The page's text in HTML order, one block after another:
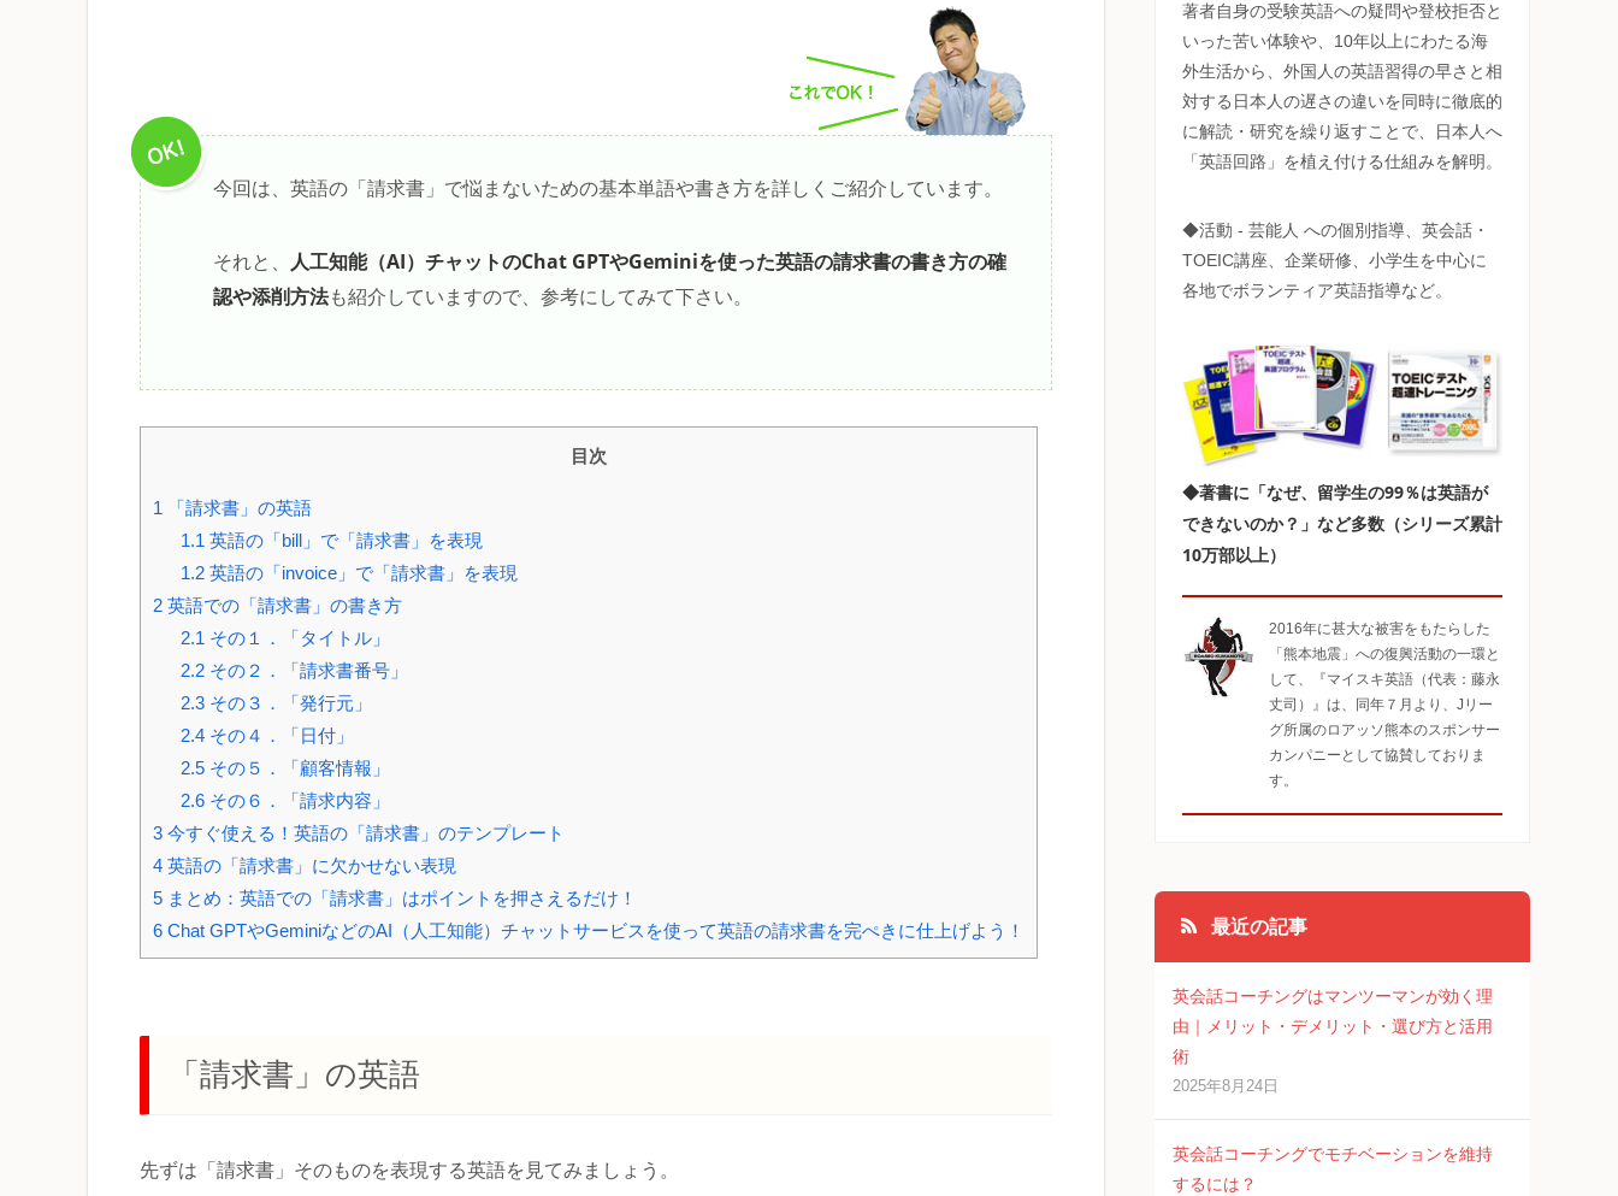
今回は、英語の「請求書」で悩まないための基本単語や書き方を詳しくご紹介しています。
それと、 人工知能（AI）チャットのChat GPTやGeminiを使った英語の請求書の書き方の確
認や添削方法も紹介していますので、参考にしてみて下さい。
目次
1 「請求書」の英語
1.1 英語の「bill」で「請求書」を表現
1.2英語の「invoice」で「請求書」を表現
2 英語での「請求書」の書き方
2.1 その１．「タイトル」
2.2その２．「請求書番号」
2.3その３．「発行元」
2.4その４．「日付」
2.5その５．「顧客情報」
2.6その６．「請求内容」
3 今すぐ使える！英語の「請求書」のテンプレート
4 英語の「請求書」に欠かせない表現
5 まとめ：英語での「請求書」はポイントを押さえるだけ！
6 Chat GPTやGeminiなどのAI（人工知能）チャットサービスを使って英語の請求書を完ぺきに仕上げよう！
「請求書」の英語
先ずは「請求書」そのものを表現する英語を見てみましょう。
著者自身の受験英語への疑問や登校拒否と
いった苦い体験や、10年以上にわたる海
外生活から、外国人の英語習得の早さと相
対する日本人の遅さの違いを同時に徹底的
に解読・研究を繰り返すことで、日本人へ
「英語回路」を植え付ける仕組みを解明。
◆活動 - 芸能人 への個別指導、英会話・
TOEIC講座、企業研修、小学生を中心に
各地でボランティア英語指導など。
◆著書に「なぜ、留学生の99％は英語が
できないのか？」など多数（シリーズ累計
10万部以上）
2016年に甚大な被害をもたらした
「熊本地震」への復興活動の一環と
して、『マイスキ英語（代表：藤永
丈司）』は、同年７月より、Jリー
グ所属のロアッソ熊本のスポンサー
カンパニーとして協賛しておりま
す。
最近の記事
英会話コーチングはマンツーマンが効く理
由｜メリット・デメリット・選び方と活用
術
2025年8月24日
英会話コーチングでモチベーションを維持
するには？